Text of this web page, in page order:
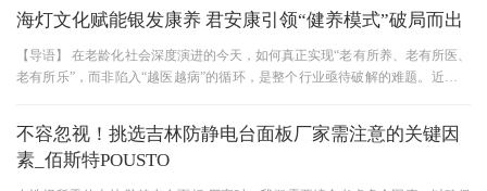
海灯文化赋能银发康养 君安康引领“健养模式”破局而出
【导语】 在老龄化社会深度演进的今天，如何真正实现“老有所养、老有所医、
老有所乐”，而非陷入“越医越病”的循环，是整个行业亟待破解的难题。近日，
不容忽视！挑选吉林防静电台面板厂家需注意的关键因
素_佰斯特POUSTO